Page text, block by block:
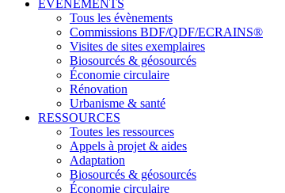
ÉVÉNEMENTS
Tous les évènements
Commissions BDF/QDF/ECRAINS®
Visites de sites exemplaires
Biosourcés & géosourcés
Économie circulaire
Rénovation
Urbanisme & santé
RESSOURCES
Toutes les ressources
Appels à projet & aides
Adaptation
Biosourcés & géosourcés
Économie circulaire